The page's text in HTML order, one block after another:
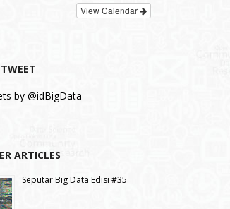
View Calendar
by @idBigData
ARTICLES
Seputar Big Data Edisi #35